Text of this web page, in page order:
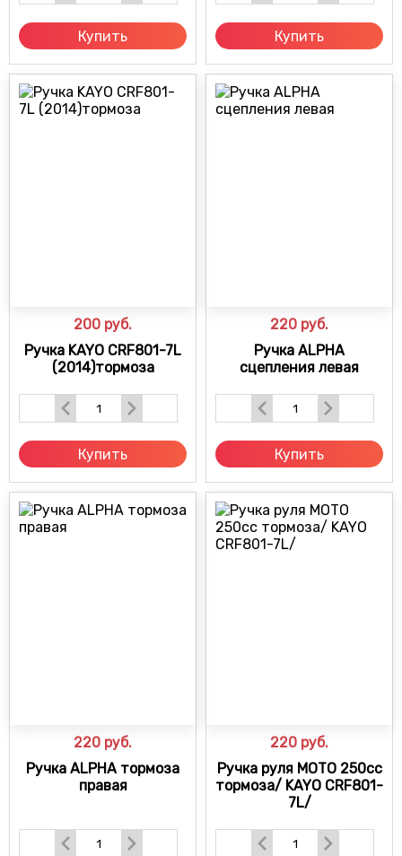
Купить Купить
200 руб.
Ручка KAYO CRF801-7L
(2014)тормоза
Купить
220 руб.
Ручка ALPHA
сцепления левая
Купить
220 руб.
Ручка ALPHA тормоза
правая
220 руб.
Ручка руля МОТО 250cc
тормоза/ KAYO CRF801-
7L/